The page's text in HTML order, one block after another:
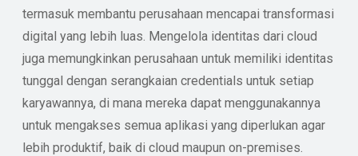
termasuk membantu perusahaan mencapai transformasi
digital yang lebih luas. Mengelola identitas dari cloud
juga memungkinkan perusahaan untuk memiliki identitas
tunggal dengan serangkaian credentials untuk setiap
karyawannya, di mana mereka dapat menggunakannya
untuk mengakses semua aplikasi yang diperlukan agar
lebih produktif, baik di cloud maupun on-premises.